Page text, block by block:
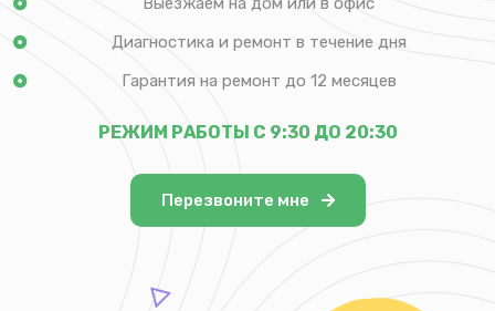
Диагностика и ремонт в течение дня
Гарантия на ремонт до 12 месяцев
РЕЖИМ РАБОТЫ С 9:30 ДО 20:30
Перезвоните мне